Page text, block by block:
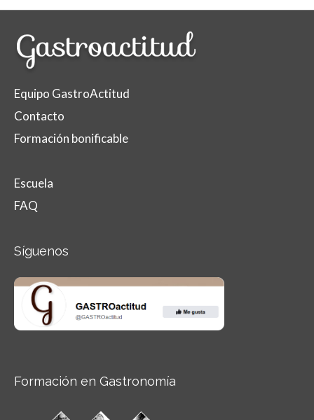
Equipo GastroActitud
Contacto
Formación bonificable
Escuela
FAQ
Síguenos
Formación en Gastronomía